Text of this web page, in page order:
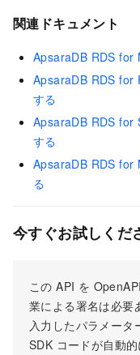
関連ドキュメント
ApsaraDB RDS for
ApsaraDB RDS for
する
ApsaraDB RDS for
する
ApsaraDB RDS for
る
今すぐお試しくだ
この API を
業による署名は必要
入力したパラメータ
SDK コードが自動